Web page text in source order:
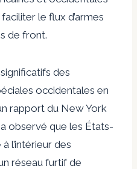
le flux d’armes
de front.
des
occidentales en
rapport du New York
observé que les États-
l’intérieur des
réseau furtif de